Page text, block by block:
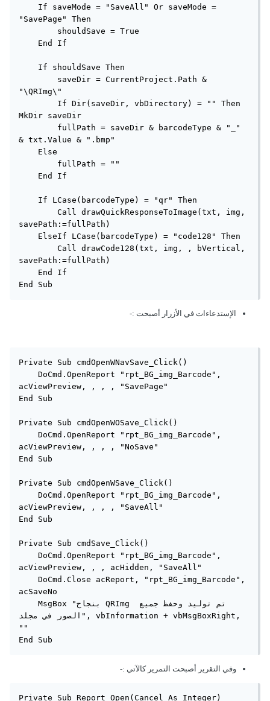
    If saveMode = "SaveAll" Or saveMode =
"SavePage" Then
        shouldSave = True
    End If
    If shouldSave Then
        saveDir = CurrentProject.Path &
"\QRImg\"
        If Dir(saveDir, vbDirectory) = "" Then
MkDir saveDir
        fullPath = saveDir & barcodeType & "_"
& txt.Value & ".bmp"
    Else
        fullPath = ""
    End If
    If LCase(barcodeType) = "qr" Then
        Call drawQuickResponseToImage(txt, img,
savePath:=fullPath)
    ElseIf LCase(barcodeType) = "code128" Then
        Call drawCode128(txt, img, , bVertical,
savePath:=fullPath)
    End If
End Sub
الإستدعاءات في الأزرار أصبحت:-
Private Sub cmdOpenWNavSave_Click()
    DoCmd.OpenReport "rpt_BG_img_Barcode",
acViewPreview, , , , "SavePage"
End Sub
Private Sub cmdOpenWOSave_Click()
    DoCmd.OpenReport "rpt_BG_img_Barcode",
acViewPreview, , , , "NoSave"
End Sub
Private Sub cmdOpenWSave_Click()
    DoCmd.OpenReport "rpt_BG_img_Barcode",
acViewPreview, , , , "SaveAll"
End Sub
Private Sub cmdSave_Click()
    DoCmd.OpenReport "rpt_BG_img_Barcode",
acViewPreview, , , acHidden, "SaveAll"
    DoCmd.Close acReport, "rpt_BG_img_Barcode",
acSaveNo
    MsgBox "بنجاح QRImg تم توليد وحفظ جميع
الصور في مجلد", vbInformation + vbMsgBoxRight,
""
End Sub
وفي التقرير أصبحت التمرير كالآتي :-
Private Sub Report_Open(Cancel As Integer)